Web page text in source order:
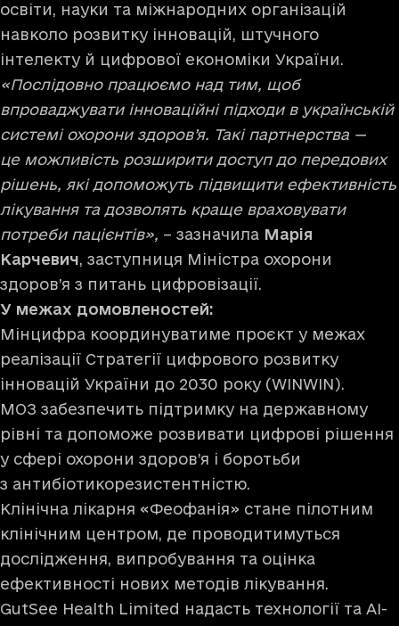
освіти, науки та міжнародних організацій
навколо розвитку інновацій, штучного
інтелекту й цифрової економіки України.
«Послідовно працюємо над тим, щоб
впроваджувати інноваційні підходи в українській
системі охорони здоров’я. Такі партнерства —
це можливість розширити доступ до передових
рішень, які допоможуть підвищити ефективність
лікування та дозволять краще враховувати
потреби пацієнтів», – зазначила Марія
Карчевич, заступниця Міністра охорони
здоров’я з питань цифровізації.
У межах домовленостей:
Мінцифра координуватиме проєкт у межах
реалізації Стратегії цифрового розвитку
інновацій України до 2030 року (WINWIN).
МОЗ забезпечить підтримку на державному
рівні та допоможе розвивати цифрові рішення
у сфері охорони здоров’я і боротьби
з антибіотикорезистентністю.
Клінічна лікарня «Феофанія» стане пілотним
клінічним центром, де проводитимуться
дослідження, випробування та оцінка
ефективності нових методів лікування.
GutSee Health Limited надасть технології та AI-